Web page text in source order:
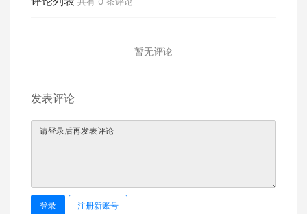
暂无评论
发表评论
登录 注册新账号